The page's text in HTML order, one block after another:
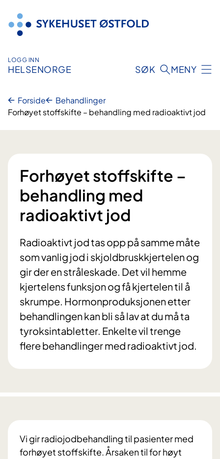
innhold
LOGG INN
HELSENORGE SØK MENY
Forside
Behandlinger
Forhøyet stoffskifte – behandling med radioaktivt jod
Forhøyet stoffskifte –
behandling med
radioaktivt jod
Radioaktivt jod tas opp på samme måte
som vanlig jod i skjoldbruskkjertelen og
gir der en stråleskade. Det vil hemme
kjertelens funksjon og få kjertelen til å
skrumpe. Hormonproduksjonen etter
behandlingen kan bli så lav at du må ta
tyroksintabletter. Enkelte vil trenge
flere behandlinger med radioaktivt jod.
Vi gir radiojodbehandling til pasienter med
forhøyet stoffskifte.Årsaken til for høyt